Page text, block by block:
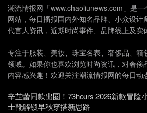
潮流情报网「www.chaoliunews.com」是
网站，每日播报国内外知名品牌、小众设计
代言人资讯，近期时尚事件、品牌线上及实
专注于服装、美妆、珠宝名表、奢侈品、箱
领域。如果你也喜欢浏览时尚资讯，对奢侈
内容感兴趣！欢迎关注潮流情报网的每日动
辛芷蕾同款出圈！73hours 2026新款冒险
士靴解锁早秋穿搭新思路